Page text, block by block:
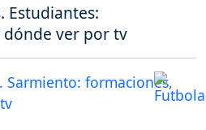
Estudiantes:
ver por tv